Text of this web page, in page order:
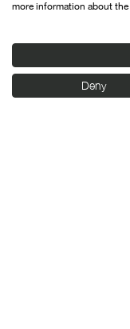
more information about
Deny